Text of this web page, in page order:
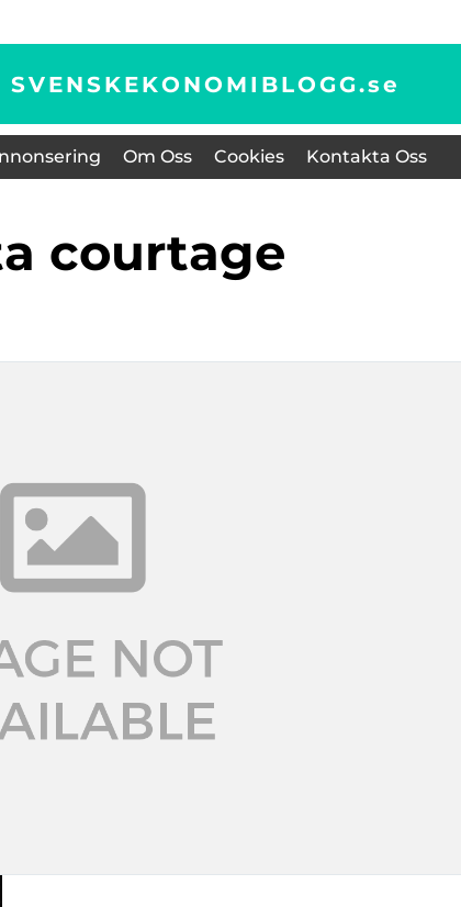
SVENSKEKONOMIBLOGG.se
Om Oss Cookies Kontakta Oss
courtage